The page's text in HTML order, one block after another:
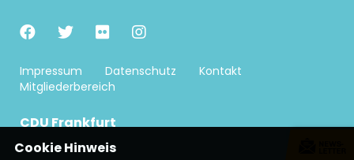
Impressum Datenschutz
Kontakt
Mitgliederbereich
CDU Frankfurt
Cookie Hinweis